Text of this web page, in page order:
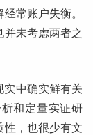
常账户失衡。
未考虑两者之
实中确实鲜有关
和定量实证研
性，也很少有文